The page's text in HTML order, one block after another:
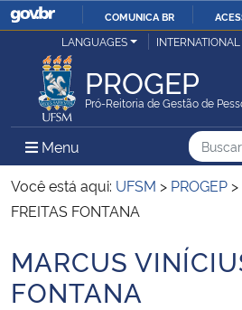
IR
COMUNICA BR
Ministério da Justiça e Segurança Pública
Ministério da Defesa
Ministério das Relações Exteriores
Ministério da Infraestrutura
LANGUAGES INTERNATIONAL
PROGEP
Pró-Reitoria de Gestão de
Menu Menu Principal do Sítio
Busca
Busca:
Você está aqui: UFSM > PROGEP >
FREITAS FONTANA
Início do conteúdo
MARCUS
FONTANA